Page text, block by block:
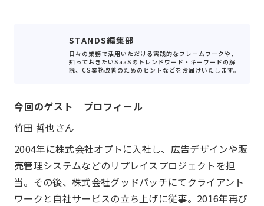
STANDS編集部
日々の業務で活用いただける実践的なフレームワークや、
知っておきたいSaaSのトレンドワード・キーワードの解
説、CS業務改善のためのヒントなどをお届けいたします。
今回のゲスト プロフィール
竹田 哲也さん
2004年に株式会社オプトに入社し、広告デザインや販
売管理システムなどのリプレイスプロジェクトを担
当。その後、株式会社グッドパッチにてクライアント
ワークと自社サービスの立ち上げに従事。2016年再び